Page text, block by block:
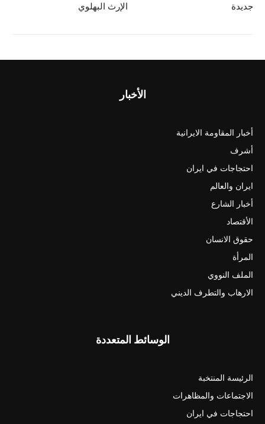
الإرث البهلوي
جديدة
الأخبار
أخبار المقاومة الايرانية
أشرف
احتجاجات في ايران
ايران والعالم
أخبار الشارع
الأقتصاد
حقوق الانسان
المرأة
الملف النووي
الارهاب والتطرف الديني
الوسائط المتعددة
الرئيسة المنتخبة
الاجتماعات والمظاهرات
احتجاجات في ايران